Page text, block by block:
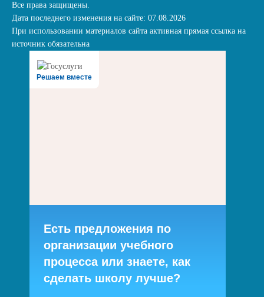
Все права защищены.
Дата последнего изменения на сайте: 07.08.2026
При использовании материалов сайта активная прямая ссылка на
источник обязательна
Решаем вместе
Есть предложения по
организации учебного
процесса или знаете, как
сделать школу лучше?